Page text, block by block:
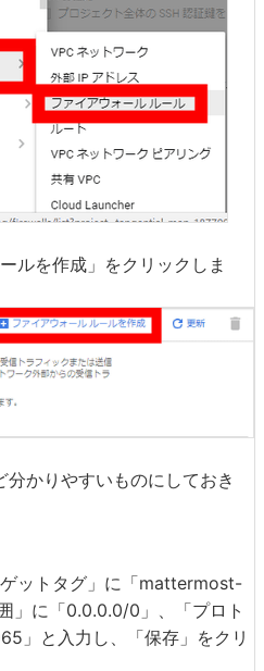
ルを作成」をクリックしま
かりやすいものにしておき